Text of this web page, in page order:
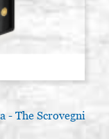
- The Scrovegni